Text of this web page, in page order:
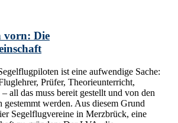
vorn: Die
ist eine aufwendige Sache:
Prüfer, Theorieunterricht,
all das muss bereit gestellt und von den
gestemmt werden. Aus diesem Grund
Segelflugvereine in Merzbrück, eine